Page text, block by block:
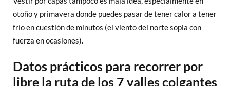
otoño y primavera donde puedes pasar de tener calor a tener
frío en cuestión de minutos (el viento del norte sopla con
fuerza en ocasiones).
Datos prácticos para recorrer por
libre la ruta de los 7 valles colgantes